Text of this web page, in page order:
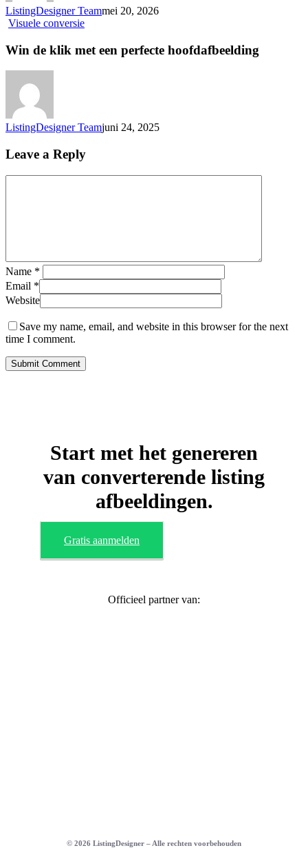
ListingDesigner Teammei 20, 2026
Visuele conversieWin
klik
Win de klik met een perfecte hoofdafbeelding
ListingDesigner Teamjuni 24, 2025
Leave a Reply
Name *
Email *
Website
Save my name, email, and website in this browser for the next
time I comment.
Start met het genereren
van converterende listing
afbeeldingen.
Gratis aanmelden
Officieel partner van:
© 2026 ListingDesigner – Alle rechten voorbehouden